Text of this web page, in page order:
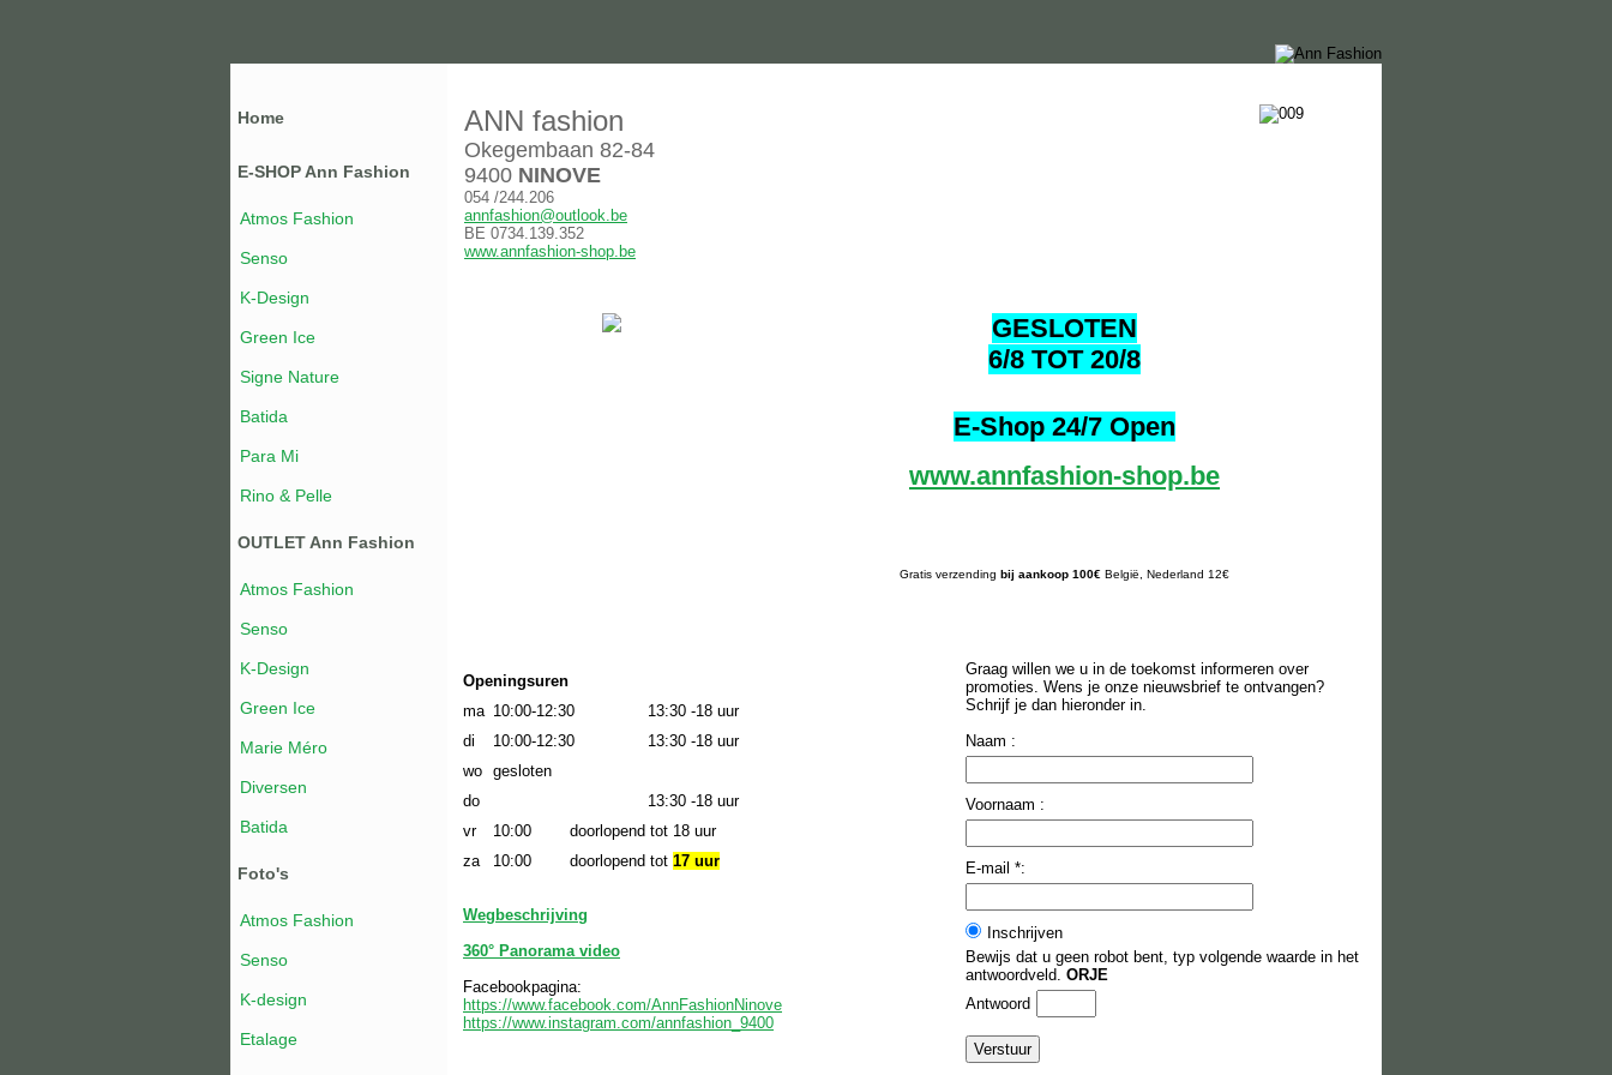
Home
E-SHOP Ann Fashion
Atmos Fashion
Senso
K-Design
Green Ice
Signe Nature
Batida
Para Mi
Rino & Pelle
OUTLET Ann Fashion
Atmos Fashion
Senso
K-Design
Green Ice
Marie Méro
Diversen
Batida
Foto's
Atmos Fashion
Senso
K-design
Etalage
ANN fashion
Okegembaan 82-84
9400 NINOVE
054 /244.206
annfashion@outlook.be
BE 0734.139.352
www.annfashion-shop.be
GESLOTEN
6/8 TOT 20/8
E-Shop 24/7 Open
www.annfashion-shop.be
Gratis verzending bij aankoop 100€ België, Nederland 12€
Openingsuren
ma 10:00-12:30
13:30 -18 uur
di
10:00-12:30
13:30 -18 uur
wo gesloten
do
13:30 -18 uur
vr
10:00 doorlopend tot 18 uur
za
10:00 doorlopend tot 17 uur
Wegbeschrijving
360° Panorama video
Facebookpagina:
https://www.facebook.com/AnnFashionNinove
https://www.instagram.com/annfashion_9400
Graag willen we u in de toekomst informeren over
promoties. Wens je onze nieuwsbrief te ontvangen?
Schrijf je dan hieronder in.
Naam :
Voornaam :
E-mail *:
Inschrijven
Bewijs dat u geen robot bent, typ volgende waarde in het
antwoordveld. ORJE
Antwoord